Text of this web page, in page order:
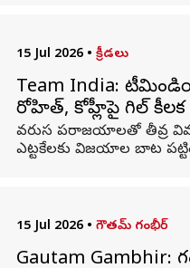
15 Jul 2026 • క్రీడలు
Team India:
రోహిత్‌, కోహ్లీపై గిల్‌ కీలక
వరుస పరాజయాలతో తీవ్ర
ఎట్టకేలకు విజయాల బాట
15 Jul 2026 • గౌతమ్ గంభీర్
Gautam Gambhir: